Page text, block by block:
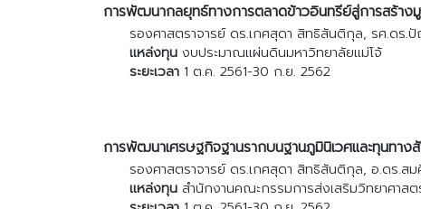
การพัฒนากลยุทธ์ทางการตลาดข้าวอินทรีย์สู่การสร้าง
รองศาสตราจารย์ ดร.เกศสุดา สิทธิสันติกุล, รศ.ดร
แหล่งทุนงบประมาณแผ่นดินมหาวิทยาลัยแม่โจ้
ระยะเวลา1 ต.ค. 2561-30 ก.ย. 2562
การพัฒนาเศรษฐกิจฐานรากบนฐานภูมินิเวศและทุนทาง
รองศาสตราจารย์ ดร.เกศสุดา สิทธิสันติกุล, อ.ดร.
แหล่งทุนสำนักงานคณะกรรมการส่งเสริมวิทยาศาส